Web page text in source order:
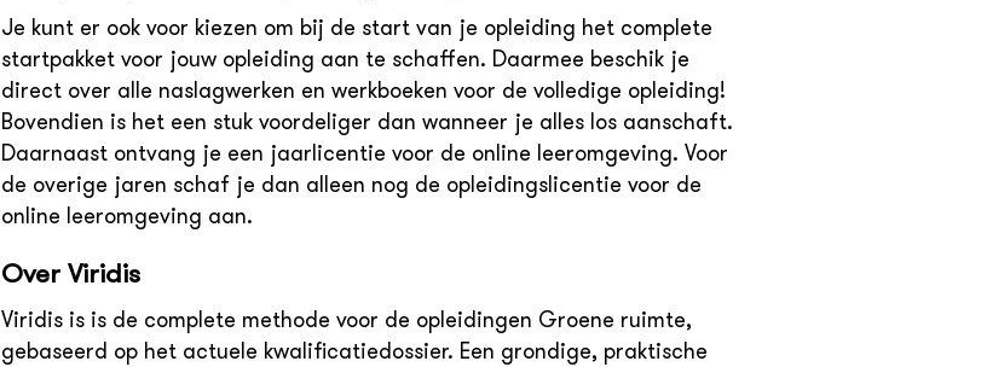
Je kunt er ook voor kiezen om bij de start van je opleiding het complete
startpakket voor jouw opleiding aan te schaffen. Daarmee beschik je
direct over alle naslagwerken en werkboeken voor de volledige opleiding!
Bovendien is het een stuk voordeliger dan wanneer je alles los aanschaft.
Daarnaast ontvang je een jaarlicentie voor de online leeromgeving. Voor
de overige jaren schaf je dan alleen nog de opleidingslicentie voor de
online leeromgeving aan.
Over Viridis
Viridis is is de complete methode voor de opleidingen Groene ruimte,
gebaseerd op het actuele kwalificatiedossier. Een grondige, praktische